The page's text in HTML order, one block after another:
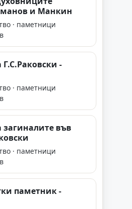
и Манкин
· паметници
-
· паметници
във
· паметници
паметник -